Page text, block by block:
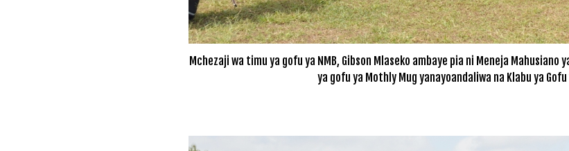
Mchezaji wa timu ya gofu ya NMB, Gibson Mlaseko ambaye pia ni Meneja Mahusiano
ya gofu ya Mothly Mug yanayoandaliwa na Klabu ya